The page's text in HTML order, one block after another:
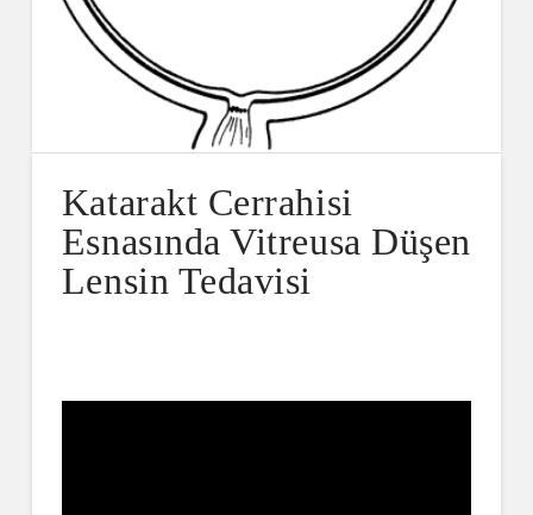
Katarakt Cerrahisi
Esnasında Vitreusa Düşen
Lensin Tedavisi